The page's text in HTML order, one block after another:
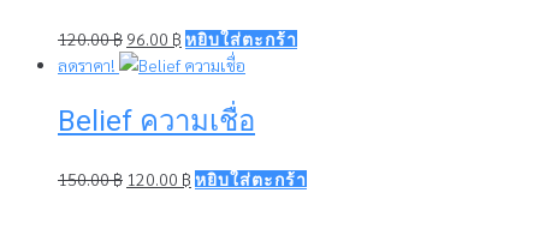
120.00฿ Original
price
120.00 ฿.
96.00 ฿ Current
price
96.00 ฿.
หยิบใส่ตะกร้า
ลดราคา!
Belief ความเชื่อ
150.00฿ Original
120.00 ฿ Current
หยิบใส่ตะกร้า